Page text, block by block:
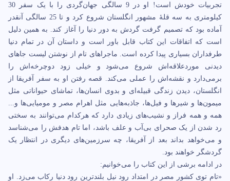
تجربیات خودش است! او در 9 سالگی جهان‌گردی را با یک سفر 30
کیلومتری به سه قلۀ مشهور انگلستان شروع کرد و تا 25 سالگی آنقدر
آماده بود که تصمیم گرفت گردش به دور دنیا را آغاز کند. به همین دلیل
است که اتفاقات این کتاب قابل باور است و داستان آن در تمام دنیا
طرفداران بسیاری پیدا کرده است. ماجراهای تام از نوشتن لیست جاهای
دیدنی موردعلاقه‌اش شروع می‌شود و خیلی زود دوچرخه‌اش را
برمی‌دارد و نقشه‌اش را عملی می‌کند. قصه رفتن او به سفر آفریقا از
انگلستان، دیدن زندگی قبیله‌ای و بدوی انسان‌ها، تماشای حیواناتی مثل
میمون‌ها و شیرها و فیل‌ها، جاذبه‌هایی مثل اهرام مصر و مومیایی‌ها و...
همه و همه فراز و نشیب‌های زیادی دارد که هرکدام می‌توانند به سختی
رد شدن از یک صحرای بی‌آب و علف باشد، اما تام هدفش را می‌شناسد
و می‌خواهد بداند بعد از آفریقا، چه سرزمین‌های دیگری در انتظار یک
گردشگر خواهند بود.
در ادامه برشی از این کتاب را می‌خوانیم:
«تام توی کشور مصر در امتداد رود نیل بلندترین رود دنیا رکاب می‌زد. او